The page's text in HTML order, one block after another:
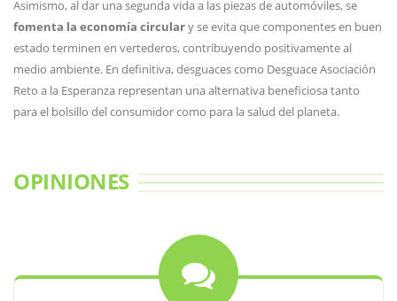
Asimismo, al dar una segunda vida a las piezas de automóviles, se
fomenta la economía circulary se evita que componentes en buen
estado terminen en vertederos, contribuyendo positivamente al
medio ambiente. En definitiva, desguaces como Desguace Asociación
Reto a la Esperanza representan una alternativa beneficiosa tanto
para el bolsillo del consumidor como para la salud del planeta.
OPINIONES